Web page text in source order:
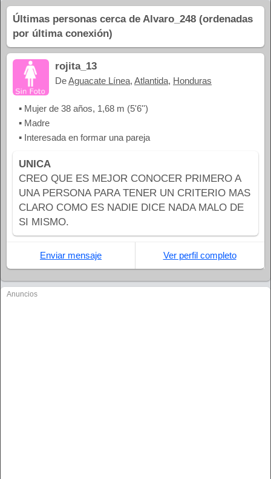
Últimas personas cerca de Alvaro_248 (ordenadas
por última conexión)
rojita_13
DeAguacate Línea, Atlantida, Honduras
▪ Mujer de 38 años, 1,68 m (5'6'')
▪ Madre
▪ Interesada en formar una pareja
UNICA
CREO QUE ES MEJOR CONOCER PRIMERO A
UNA PERSONA PARA TENER UN CRITERIO MAS
CLARO COMO ES NADIE DICE NADA MALO DE
SI MISMO.
Enviar mensaje Ver perfil completo
Anuncios